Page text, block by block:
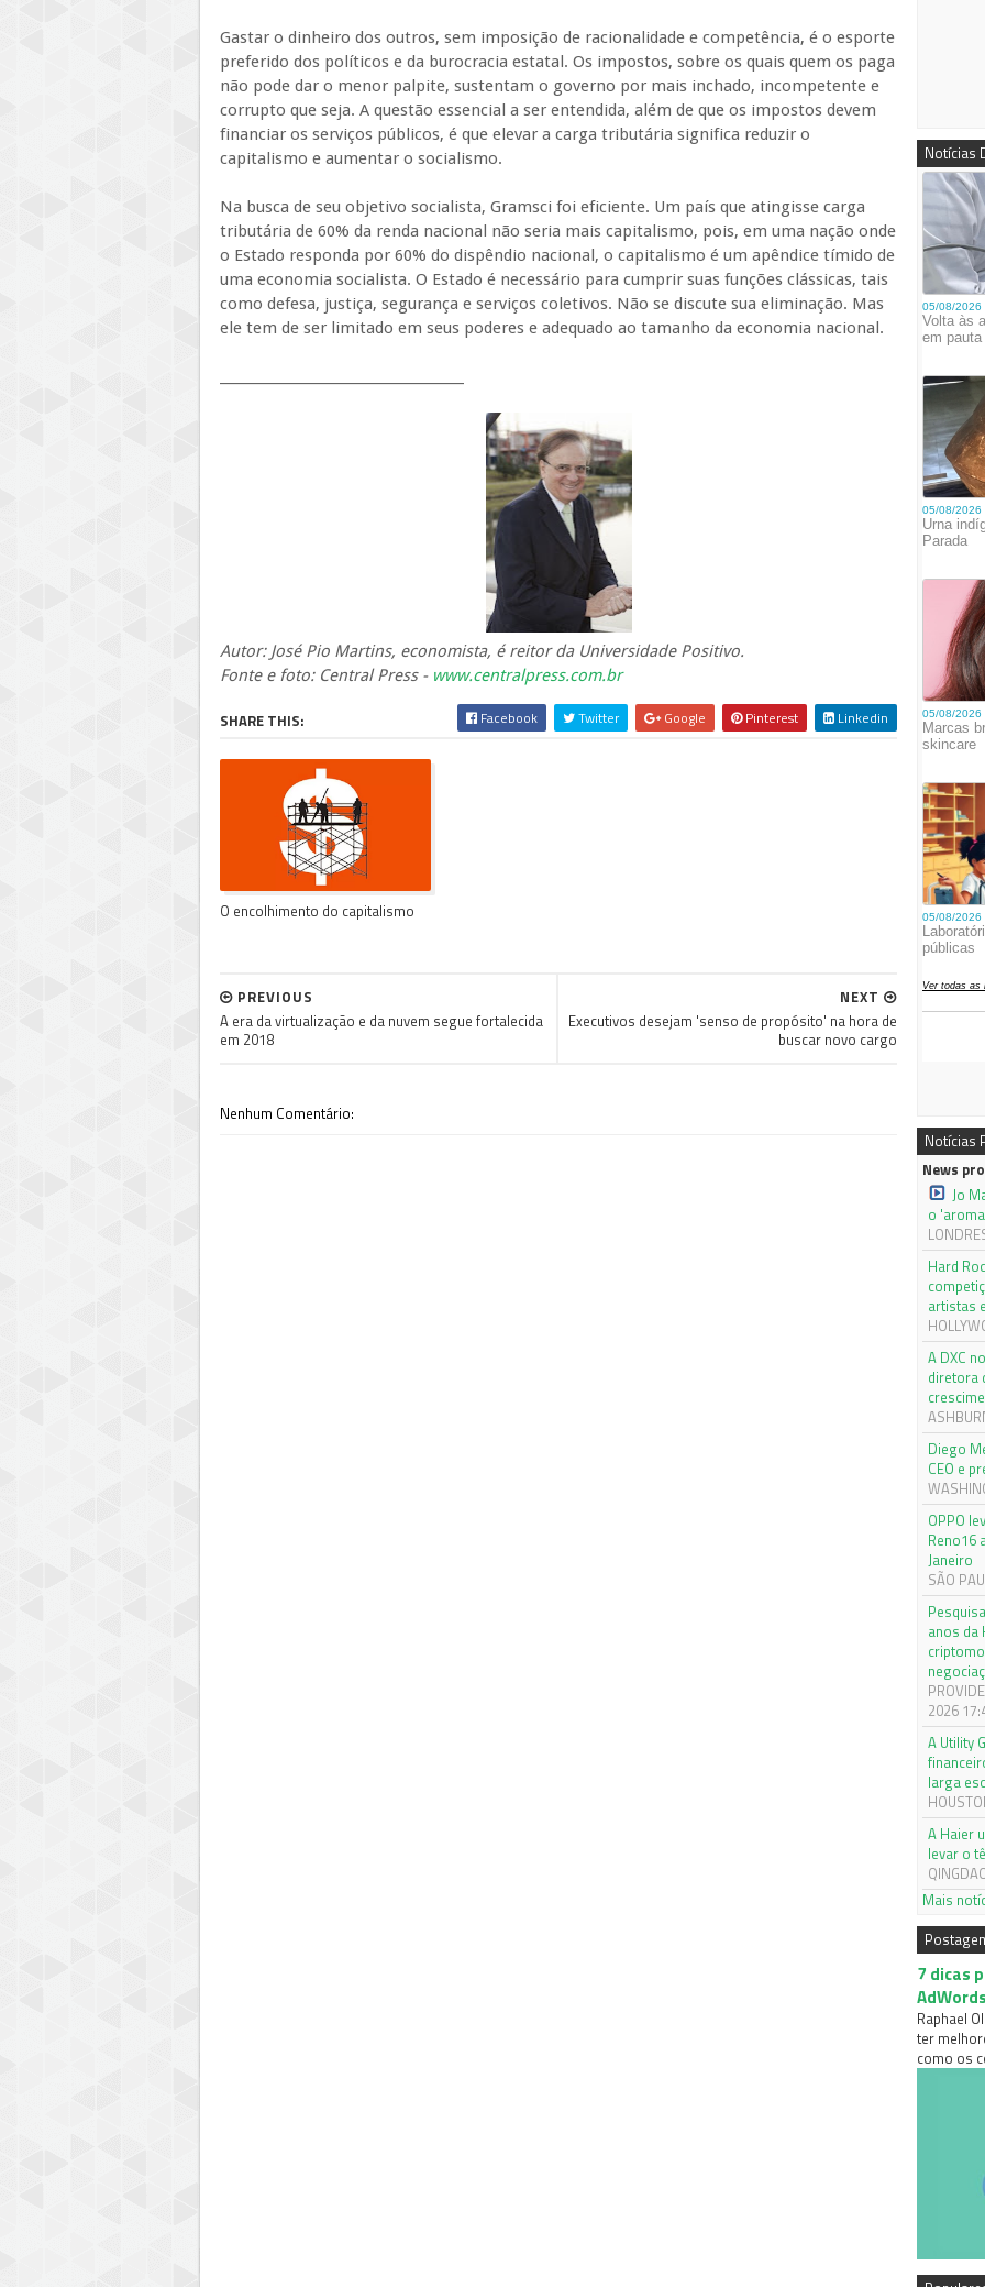
Gastar o dinheiro dos outros, sem imposição de racionalidade e competência, é o esporte
preferido dos políticos e da burocracia estatal. Os impostos, sobre os quais quem os paga
não pode dar o menor palpite, sustentam o governo por mais inchado, incompetente e
corrupto que seja. A questão essencial a ser entendida, além de que os impostos devem
financiar os serviços públicos, é que elevar a carga tributária significa reduzir o
capitalismo e aumentar o socialismo.
Na busca de seu objetivo socialista, Gramsci foi eficiente. Um país que atingisse carga
tributária de 60% da renda nacional não seria mais capitalismo, pois, em uma nação onde
o Estado responda por 60% do dispêndio nacional, o capitalismo é um apêndice tímido de
uma economia socialista. O Estado é necessário para cumprir suas funções clássicas, tais
como defesa, justiça, segurança e serviços coletivos. Não se discute sua eliminação. Mas
ele tem de ser limitado em seus poderes e adequado ao tamanho da economia nacional.
Autor: José Pio Martins, economista, é reitor da Universidade Positivo.
Fonte e foto: Central Press - www.centralpress.com.br
SHARE THIS: Facebook Twitter Google Pinterest Linkedin
O encolhimento do capitalismo
NEXT
Executivos desejam 'senso de propósito' na hora de
buscar novo cargo
PREVIOUS
A era da virtualização e da nuvem segue fortalecida
em 2018
Nenhum Comentário:
Notícias
Notícias
News
Jo
o
Hard
artistas
A DXC
diretora
Diego
CEO e
OPPO
Reno16
Janeiro
SÃO
anos da
2026
A Utility
larga
A Haier
levar o
Mais
7 dicas
Raphael
ter
como os